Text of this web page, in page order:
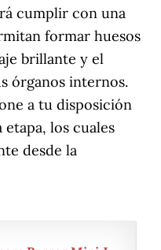
cumplir con una
formar huesos
brillante y el
órganos internos.
a tu disposición
los cuales
desde la